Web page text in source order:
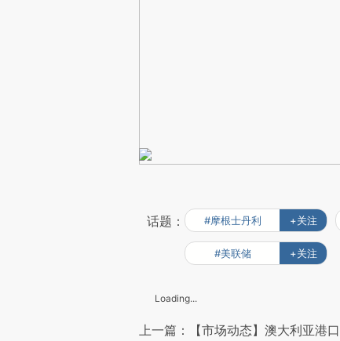
话题： #摩根士丹利 +关注
#美联储 +关注
Loading...
上一篇：【市场动态】澳大利亚港